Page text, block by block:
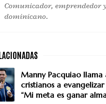
Comunicador, emprendedor
dominicano.
Manny Pacquiao llama
cristianos a
“Mi meta es ganar